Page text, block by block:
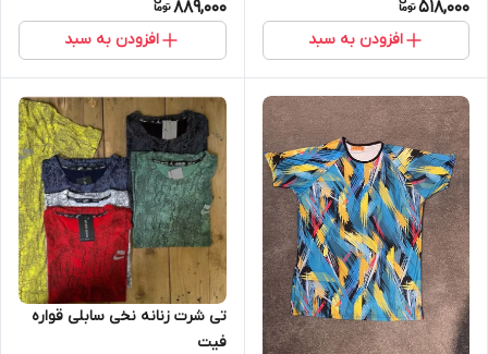
518,000
افزودن به سبد
889,000
افزودن به سبد
تی شرت زنانه نخی سابلی قواره
فیت